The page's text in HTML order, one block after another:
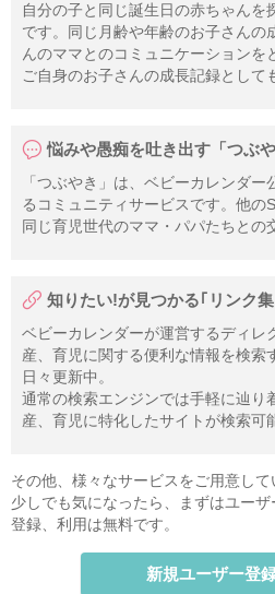
自分の子と同じ誕生日の赤ちゃんを
です。同じ月齢や年齢のお子さんの
んのママとのコミュニケーションを
ご自身のお子さんの成長記録として
悩みや愚痴を吐き出す「つぶや
「つぶやき」は、ベビーカレンダ
るコミュニティサービスです。他の
同じ育児世代のママ・パパたちとの
知りたい!が見つかる｢リンク集
ベビーカレンダーが運営するディレ
産、育児に関する便利な情報を検索
日々更新中。
通常の検索エンジンでは手軽に辿り
産、育児に特化したサイトが検索可
その他、様々なサービスをご用意して
少しでも気になったら、まずはユーザ
登録、利用は無料です。
新規ユーザー登